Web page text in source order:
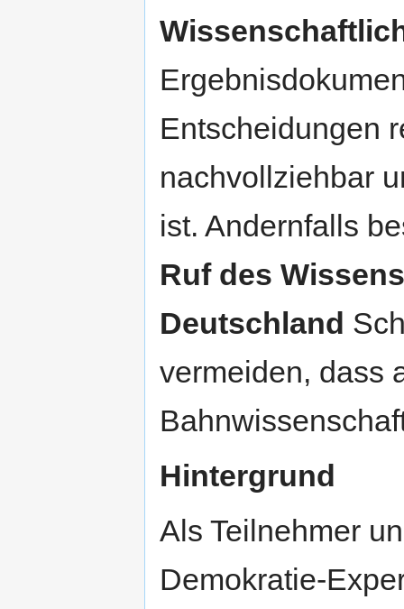
Entscheidungen
nachvollziehbar
ist. Andernfalls
Ruf des
Deutschland
vermeiden, dass
Hintergrund
Als Teilnehmer
Demokratie-